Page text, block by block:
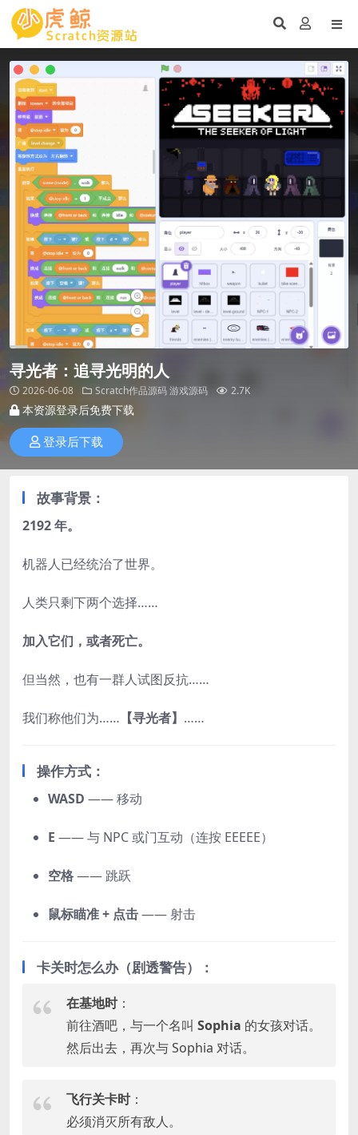
寻光者：追寻光明的人
2026-06-08 Scratch作品源码游戏源码 2.7K
本资源登录后免费下载
登录后下载
故事背景：
2192 年。
机器人已经统治了世界。
人类只剩下两个选择……
加入它们，或者死亡。
但当然，也有一群人试图反抗……
我们称他们为…… 【寻光者】 ……
操作方式：
WASD —— 移动
E —— 与 NPC 或门互动（连按 EEEEE）
空格—— 跳跃
鼠标瞄准 + 点击—— 射击
卡关时怎么办（剧透警告）：
在基地时：
前往酒吧，与一个名叫 Sophia 的女孩对话。
然后出去，再次与 Sophia 对话。
飞行关卡时：
必须消灭所有敌人。